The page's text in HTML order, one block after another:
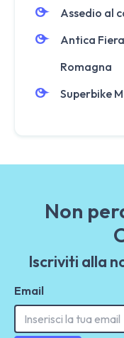
Assedio al
Antica
Romagna
Superbike
Non
Iscriviti alla
Email